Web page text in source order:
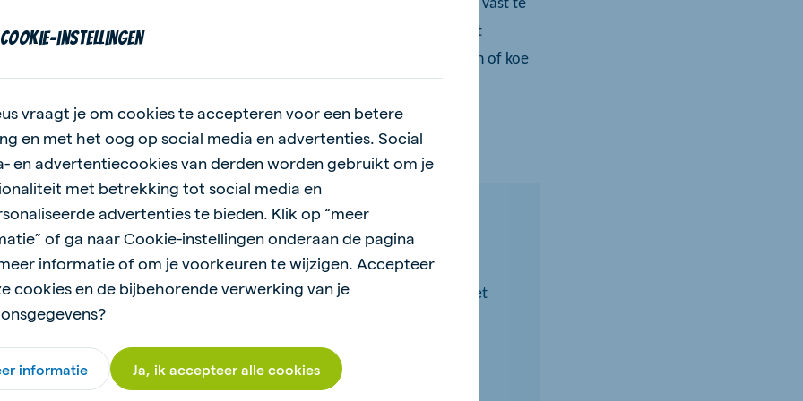
instellingen
vraagt je om cookies te accepteren voor een betere
en met het oog op social media en advertenties. Social
en advertentiecookies van derden worden gebruikt om je
met betrekking tot social media en
advertenties te bieden. Klik op “meer
of ga naar Cookie-instellingen onderaan de pagina
informatie of om je voorkeuren te wijzigen. Accepteer
cookies en de bijbehorende verwerking van je
informatie Ja, ik accepteer alle cookies
Je haren gaan dan recht overeind staan om zo jouw lichaamswarmte vast te
om de warmte juist kwijt te raken wanneer je het heet hebt. Het zweet
net zoals je afkoelt wanneer je een waterballon vangt. Een kip, varken of koe
andere manier.
zweten en probeert de warmte kwijt te raken door sneller te ademen, net
dat doet. Ook de varkens hebben last van hitte. De boer helpt de dieren
te ventileren en ze van voldoende schoon drinkwater en vers voer te